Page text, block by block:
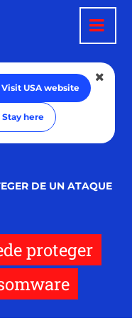
Visit USA website
Stay here
DE UN ATAQUE
proteger